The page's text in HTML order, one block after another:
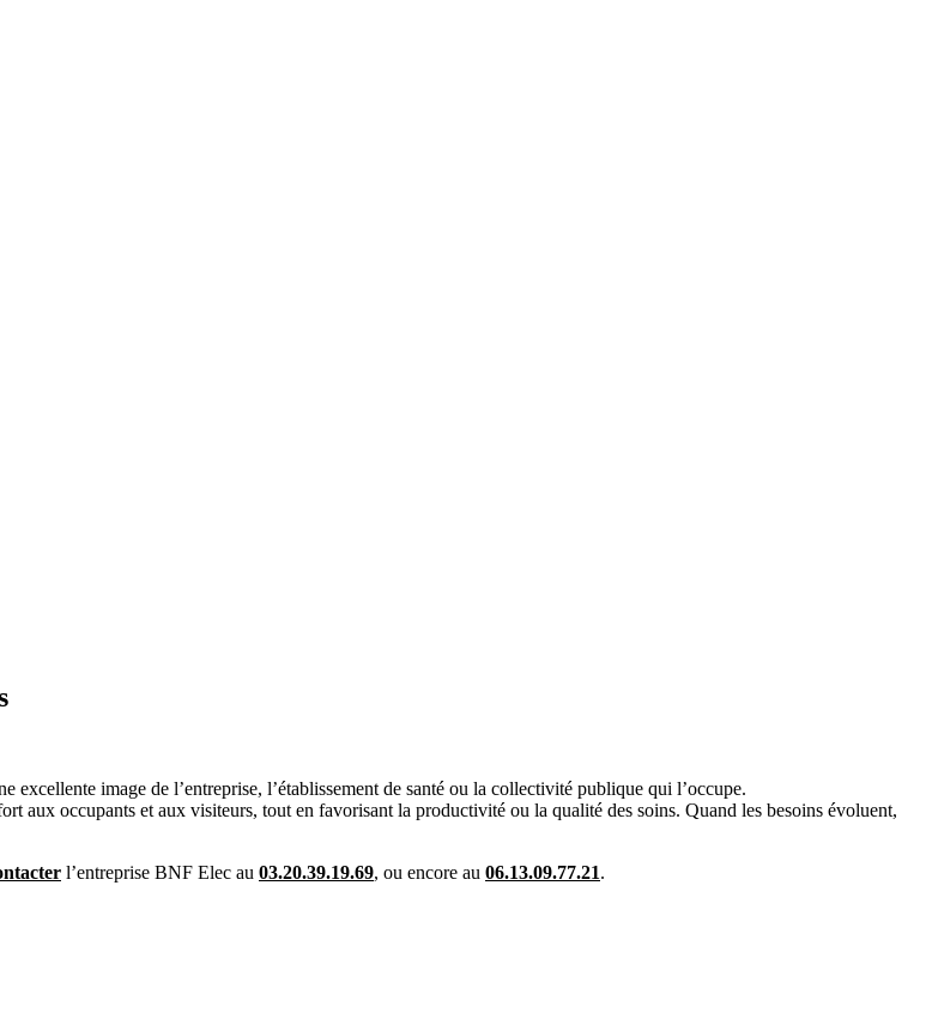
excellente image de l’entreprise, l’établissement de santé ou la collectivité publique qui l’occupe.
aux occupants et aux visiteurs, tout en favorisant la productivité ou la qualité des soins. Quand les besoins évoluent,
l’entreprise BNF Elec au 03.20.39.19.69, ou encore au 06.13.09.77.21.